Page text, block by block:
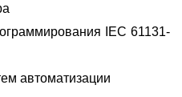
IEC 61131-
автоматизации